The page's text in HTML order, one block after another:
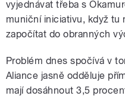
vyjednávat třeba s
muniční iniciativu, když tu
započítat do obranných
Problém dnes spočívá v
Aliance jasně odděluje
mají dosáhnout 3,5